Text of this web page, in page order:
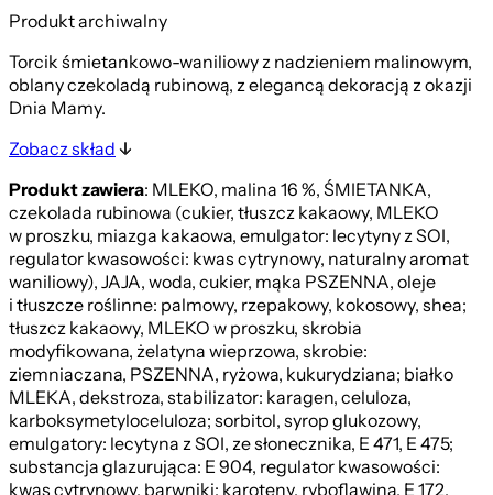
Produkt archiwalny
Torcik śmietankowo-waniliowy z nadzieniem malinowym,
oblany czekoladą rubinową, z elegancą dekoracją z okazji
Dnia Mamy.
Zobacz skład
Produkt zawiera: MLEKO, malina 16 %, ŚMIETANKA,
czekolada rubinowa (cukier, tłuszcz kakaowy, MLEKO
w proszku, miazga kakaowa, emulgator: lecytyny z SOI,
regulator kwasowości: kwas cytrynowy, naturalny aromat
waniliowy), JAJA, woda, cukier, mąka PSZENNA, oleje
i tłuszcze roślinne: palmowy, rzepakowy, kokosowy, shea;
tłuszcz kakaowy, MLEKO w proszku, skrobia
modyfikowana, żelatyna wieprzowa, skrobie:
ziemniaczana, PSZENNA, ryżowa, kukurydziana; białko
MLEKA, dekstroza, stabilizator: karagen, celuloza,
karboksymetyloceluloza; sorbitol, syrop glukozowy,
emulgatory: lecytyna z SOI, ze słonecznika, E 471, E 475;
substancja glazurująca: E 904, regulator kwasowości:
kwas cytrynowy, barwniki: karoteny, ryboflawina, E 172,